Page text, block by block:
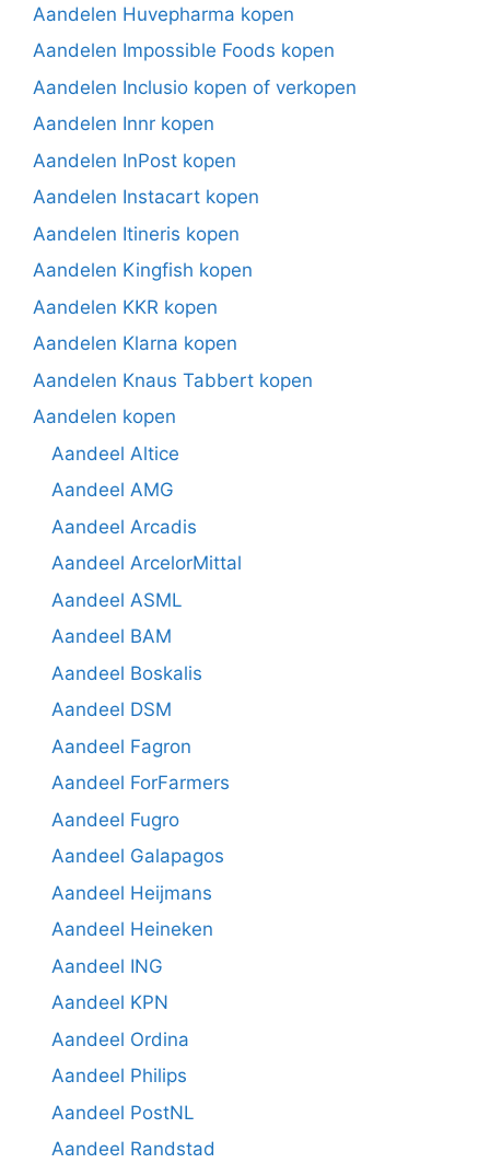
Aandelen Huvepharma kopen
Aandelen Impossible Foods kopen
Aandelen Inclusio kopen of verkopen
Aandelen Innr kopen
Aandelen InPost kopen
Aandelen Instacart kopen
Aandelen Itineris kopen
Aandelen Kingfish kopen
Aandelen KKR kopen
Aandelen Klarna kopen
Aandelen Knaus Tabbert kopen
Aandelen kopen
Aandeel Altice
Aandeel AMG
Aandeel Arcadis
Aandeel ArcelorMittal
Aandeel ASML
Aandeel BAM
Aandeel Boskalis
Aandeel DSM
Aandeel Fagron
Aandeel ForFarmers
Aandeel Fugro
Aandeel Galapagos
Aandeel Heijmans
Aandeel Heineken
Aandeel ING
Aandeel KPN
Aandeel Ordina
Aandeel Philips
Aandeel PostNL
Aandeel Randstad